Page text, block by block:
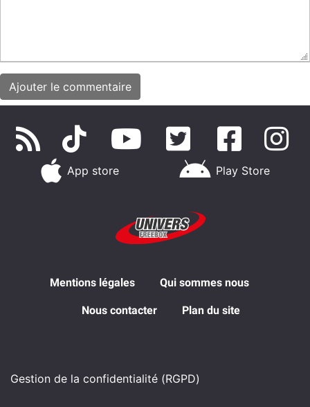
App store Play Store
Mentions légales Qui sommes nous
Nous contacter Plan du site
Gestion de la confidentialité (RGPD)